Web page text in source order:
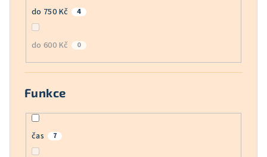
do 750 Kč 4
do 600 Kč 0
Funkce
čas 7